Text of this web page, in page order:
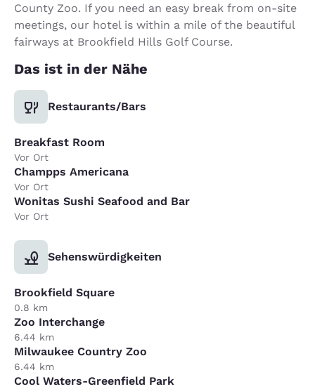
County Zoo. If you need an easy break from on-site
meetings, our hotel is within a mile of the beautiful
fairways at Brookfield Hills Golf Course.
Das ist in der Nähe
Restaurants/Bars
Breakfast Room
Vor Ort
Champps Americana
Vor Ort
Wonitas Sushi Seafood and Bar
Vor Ort
Sehenswürdigkeiten
Brookfield Square
0.8 km
Zoo Interchange
6.44 km
Milwaukee Country Zoo
6.44 km
Cool Waters-Greenfield Park